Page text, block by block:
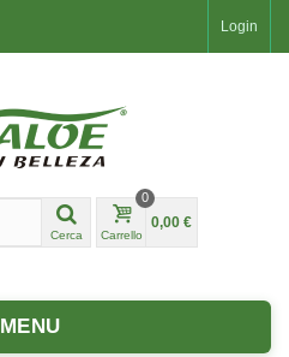
Login
Cerca Carrello
0
0,00 €
MENU